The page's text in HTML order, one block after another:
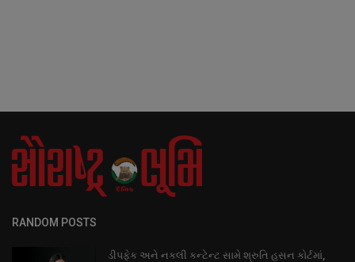
RANDOM POSTS
ડીપફેક અને નકલી કન્ટેન્ટ સામે શ્રુતિ હસન કોર્ટમાં,